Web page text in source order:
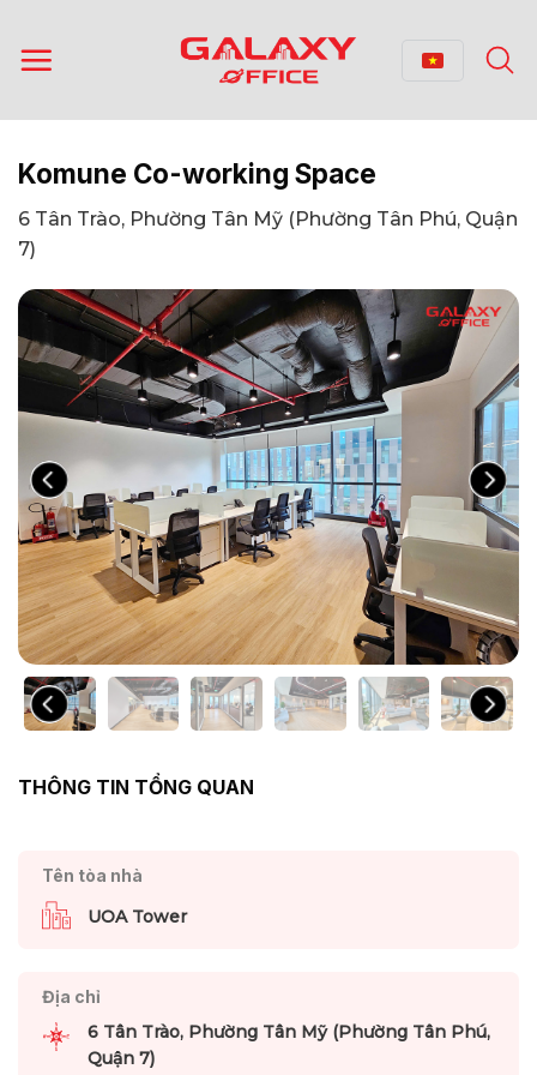
qua
nội
Komune Co-working Space
6 Tân Trào, Phường Tân Mỹ (Phường Tân Phú, Quận
7)
THÔNG TIN TỔNG QUAN
Tên tòa nhà
UOA Tower
Địa chỉ
6 Tân Trào, Phường Tân Mỹ (Phường Tân Phú,
Quận 7)